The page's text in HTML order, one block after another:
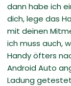
dann habe ich
dich, lege das
mit deinen
ich muss auch,
Handy öfters
Android Auto
Ladung